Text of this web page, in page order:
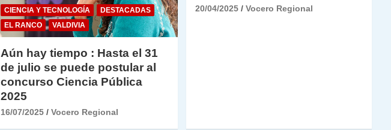
CIENCIA Y TECNOLOGÍA
DESTACADAS
EL RANCO
VALDIVIA
Aún hay tiempo : Hasta el 31
de julio se puede postular al
concurso Ciencia Pública
2025
16/07/2025 Vocero Regional
20/04/2025 Vocero Regional